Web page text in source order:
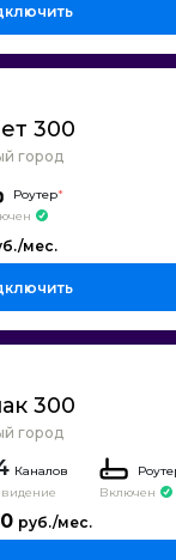
300
город
Роутер*
300
город
Каналов
Включен